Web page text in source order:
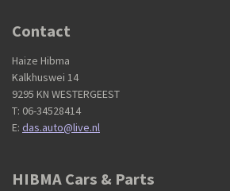
Contact
Haize Hibma
Kalkhuswei 14
9295 KN WESTERGEEST
T: 06-34528414
E: das.auto@live.nl
HIBMA Cars & Parts